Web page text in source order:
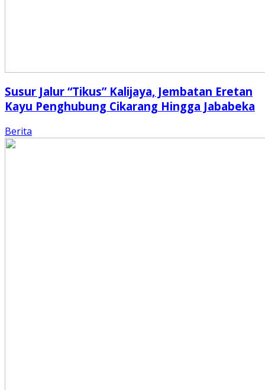
Susur Jalur “Tikus” Kalijaya, Jembatan Eretan
Kayu Penghubung Cikarang Hingga Jababeka
Berita